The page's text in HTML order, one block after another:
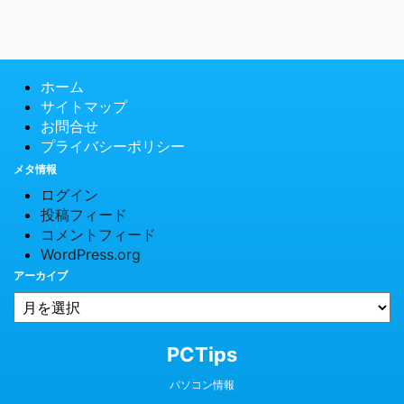
ホーム
サイトマップ
お問合せ
プライバシーポリシー
メタ情報
ログイン
投稿フィード
コメントフィード
WordPress.org
アーカイブ
PCTips
パソコン情報
© 2026 PCTips